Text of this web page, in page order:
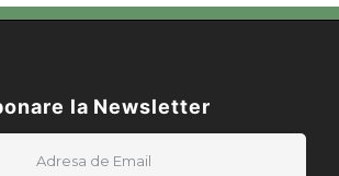
la Newsletter